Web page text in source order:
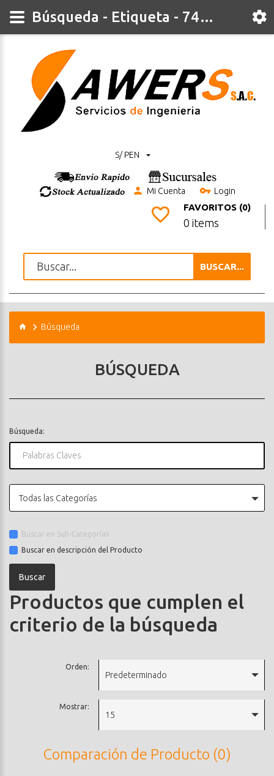
S/ PEN
Mi Cuenta Login
FAVORITOS (0)
0 items
BUSCAR...
Búsqueda
BÚSQUEDA
Búsqueda:
Todas las Categorías
Buscar en Sub-Categorías
Buscar en descripción del Producto
Productos que cumplen el
criterio de la búsqueda
Orden:
Predeterminado
Mostrar:
15
Comparación de Producto (0)
Búsqueda - Etiqueta - 74LS08